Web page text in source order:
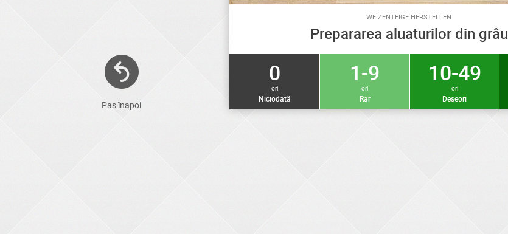
Pas înapoi
WEIZENTEIGE HERSTELLEN
Prepararea aluaturilor din grâu
0
ori
Niciodată
1-9
ori
Rar
10-49
ori
Deseori